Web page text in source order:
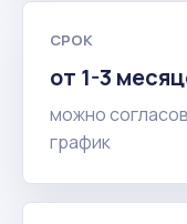
СРОК
от 1-3
можно
график